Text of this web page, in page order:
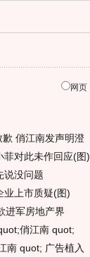
网页
俏江南发声明澄
菲对此未作回应(图)
说没问题
业上市质疑(图)
进军房地产界
俏江南 quot;
南 quot; 广告植入